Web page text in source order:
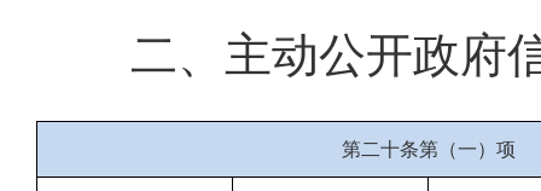
二、主动公开政府
第二十条第（一）项